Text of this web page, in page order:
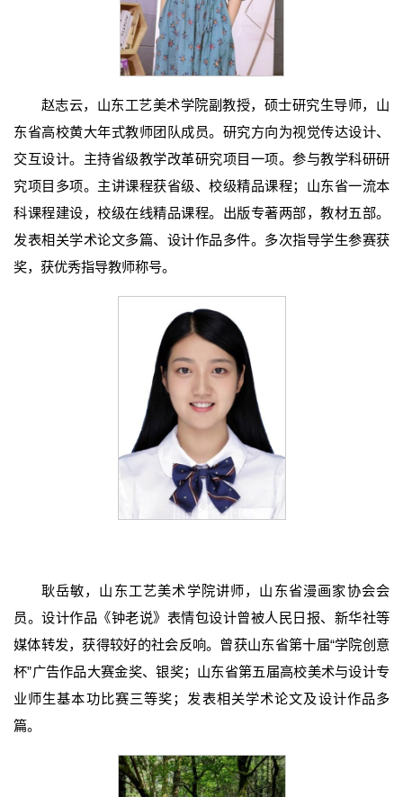
赵志云，山东工艺美术学院副教授，硕士研究生导师，山
东省高校黄大年式教师团队成员。研究方向为视觉传达设计、
交互设计。主持省级教学改革研究项目一项。参与教学科研研
究项目多项。主讲课程获省级、校级精品课程；山东省一流本
科课程建设，校级在线精品课程。出版专著两部，教材五部。
发表相关学术论文多篇、设计作品多件。多次指导学生参赛获
奖，获优秀指导教师称号。
耿岳敏，山东工艺美术学院讲师，山东省漫画家协会会
员。设计作品《钟老说》表情包设计曾被人民日报、新华社等
媒体转发，获得较好的社会反响。曾获山东省第十届“学院创意
杯”广告作品大赛金奖、银奖；山东省第五届高校美术与设计专
业师生基本功比赛三等奖；发表相关学术论文及设计作品多
篇。